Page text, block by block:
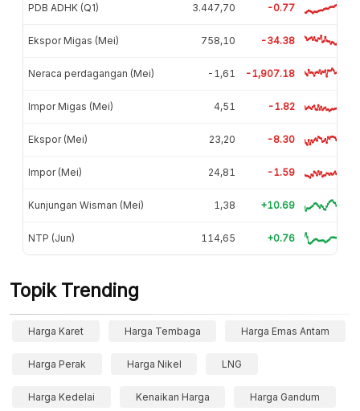
PDB ADHK (Q1) 3.447,70 -0.77
Ekspor Migas (Mei) 758,10 -34.38
Neraca perdagangan (Mei) -1,61 -1,907.18
Impor Migas (Mei) 4,51 -1.82
Ekspor (Mei) 23,20 -8.30
Impor (Mei) 24,81 -1.59
Kunjungan Wisman (Mei) 1,38 +10.69
NTP (Jun) 114,65 +0.76
Topik Trending
Harga Karet Harga Tembaga Harga Emas Antam
Harga Perak Harga Nikel LNG
Harga Kedelai Kenaikan Harga Harga Gandum